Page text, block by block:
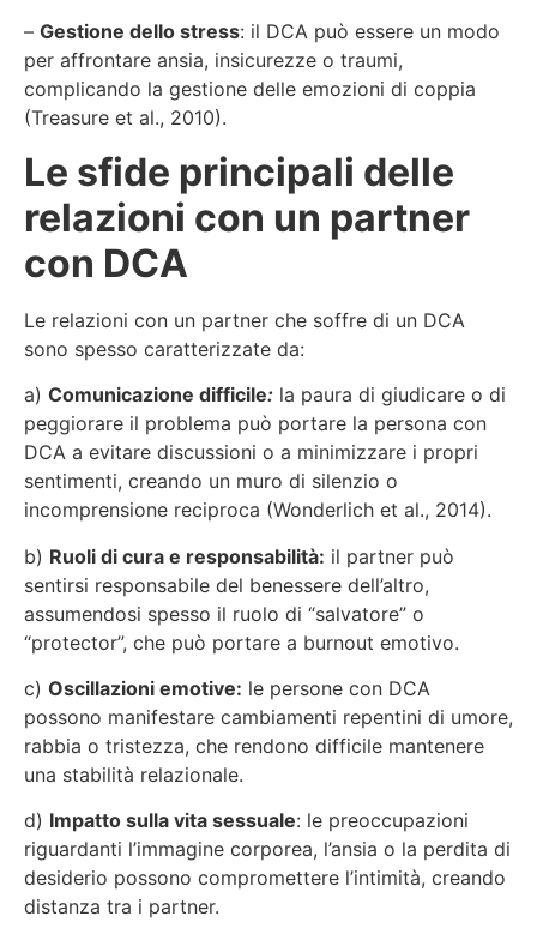
– Gestione dello stress: il DCA può essere un modo
per affrontare ansia, insicurezze o traumi,
complicando la gestione delle emozioni di coppia
(Treasure et al., 2010).
Le sfide principali delle
relazioni con un partner
con DCA
Le relazioni con un partner che soffre di un DCA
sono spesso caratterizzate da:
a) Comunicazione difficile: la paura di giudicare o di
peggiorare il problema può portare la persona con
DCA a evitare discussioni o a minimizzare i propri
sentimenti, creando un muro di silenzio o
incomprensione reciproca (Wonderlich et al., 2014).
b) Ruoli di cura e responsabilità: il partner può
sentirsi responsabile del benessere dell’altro,
assumendosi spesso il ruolo di “salvatore” o
“protector”, che può portare a burnout emotivo.
c) Oscillazioni emotive: le persone con DCA
possono manifestare cambiamenti repentini di umore,
rabbia o tristezza, che rendono difficile mantenere
una stabilità relazionale.
d) Impatto sulla vita sessuale: le preoccupazioni
riguardanti l’immagine corporea, l’ansia o la perdita di
desiderio possono compromettere l’intimità, creando
distanza tra i partner.